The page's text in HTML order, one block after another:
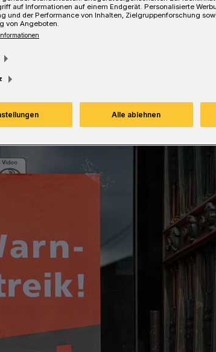
auf Informationen auf einem Endgerät. Personalisierte
und der Performance von Inhalten, Zielgruppenforschung
von Angeboten.
Alle ablehnen